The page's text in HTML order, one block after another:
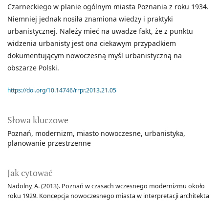
Słowa kluczowe
Poznań modernizm miasto nowoczesne urbanistyka
planowanie przestrzenne
Jak cytować
Nadolny, A. (2013). Poznań w czasach wczesnego modernizmu około
roku 1929. Koncepcja nowoczesnego miasta w interpretacji architekta
Czarneckiego w planie ogólnym miasta Poznania z roku 1934.
Niemniej jednak nosiła znamiona wiedzy i praktyki
urbanistycznej. Należy mieć na uwadze fakt, że z punktu
widzenia urbanisty jest ona ciekawym przypadkiem
dokumentującym nowoczesną myśl urbanistyczną na
obszarze Polski.
https://doi.org/10.14746/rrpr.2013.21.05